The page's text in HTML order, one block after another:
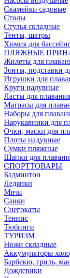
Скамейки садовые
Столы
Стулья складные
Тенты, шатры
Химия для
ПЛЯЖНЫЕ
Жилеты для
Зонты, подставки
Игрушки для
Круги надувные
Ласты для плавания
Матрасы для
Наборы для
Нарукавники для
Очки, маски для
Плоты надувные
Сумки пляжные
Шапки для
СПОРТТОВАРЫ
Бадминтон
Ледянки
Мячи
Санки
Снегокаты
Теннис
Тюбинги
ТУРИЗМ
Ножи складные
Аккумуляторы
Барбекю, гриль,
Дождевики